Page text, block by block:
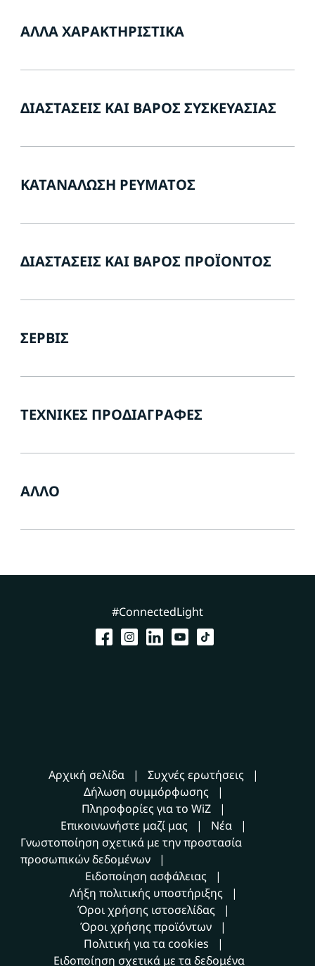
ΆΛΛΑ ΧΑΡΑΚΤΗΡΙΣΤΙΚΆ
ΔΙΑΣΤΆΣΕΙΣ ΚΑΙ ΒΆΡΟΣ ΣΥΣΚΕΥΑΣΊΑΣ
ΚΑΤΑΝΆΛΩΣΗ ΡΕΎΜΑΤΟΣ
ΔΙΑΣΤΆΣΕΙΣ ΚΑΙ ΒΆΡΟΣ ΠΡΟΪΌΝΤΟΣ
ΣΈΡΒΙΣ
ΤΕΧΝΙΚΈΣ ΠΡΟΔΙΑΓΡΑΦΈΣ
ΆΛΛΟ
#ConnectedLight
Αρχική σελίδα
Συχνές ερωτήσεις
Δήλωση συμμόρφωσης
Πληροφορίες για το WiZ
Επικοινωνήστε μαζί μας
Νέα
Γνωστοποίηση σχετικά με την προστασία
προσωπικών δεδομένων
Ειδοποίηση ασφάλειας
Λήξη πολιτικής υποστήριξης
Όροι χρήσης ιστοσελίδας
Όροι χρήσης προϊόντων
Πολιτική για τα cookies
Ειδοποίηση σχετικά με τα δεδομένα